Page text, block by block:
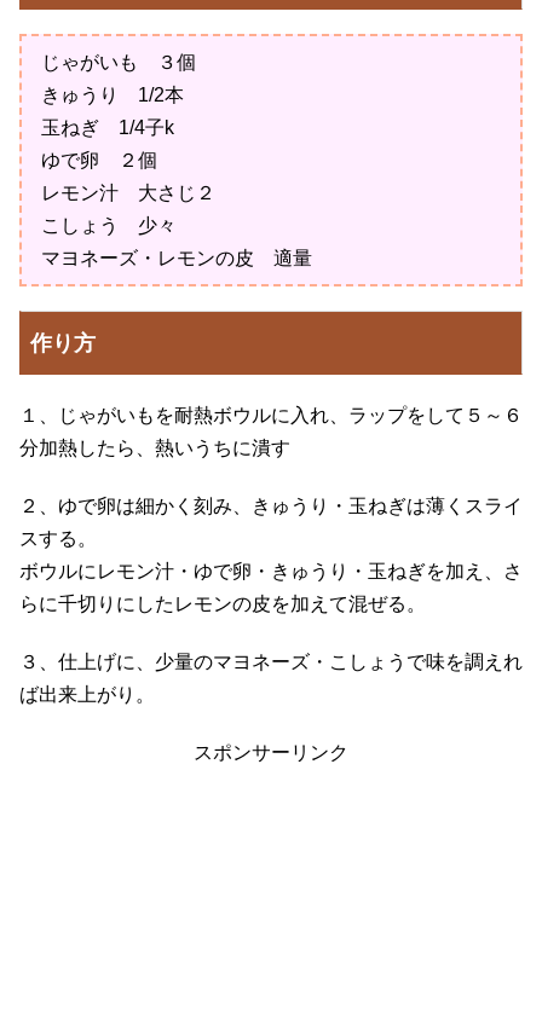
じゃがいも ３個
きゅうり 1/2本
玉ねぎ 1/4子k
ゆで卵 ２個
レモン汁 大さじ２
こしょう 少々
マヨネーズ・レモンの皮 適量
作り方
１、じゃがいもを耐熱ボウルに入れ、ラップをして５～６
分加熱したら、熱いうちに潰す
２、ゆで卵は細かく刻み、きゅうり・玉ねぎは薄くスライ
スする。
ボウルにレモン汁・ゆで卵・きゅうり・玉ねぎを加え、さ
らに千切りにしたレモンの皮を加えて混ぜる。
３、仕上げに、少量のマヨネーズ・こしょうで味を調えれ
ば出来上がり。
スポンサーリンク